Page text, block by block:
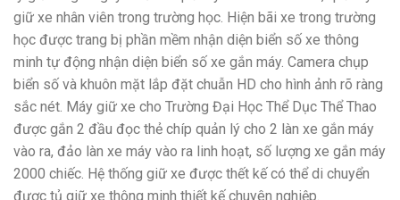
giữ xe nhân viên trong trường học. Hiện bãi xe trong trường
học được trang bị phần mềm nhận diện biển số xe thông
minh tự động nhận diện biển số xe gắn máy. Camera chụp
biển số và khuôn mặt lắp đặt chuẫn HD cho hình ảnh rõ ràng
sắc nét. Máy giữ xe cho Trường Đại Học Thể Dục Thể Thao
được gắn 2 đầu đọc thẻ chíp quản lý cho 2 làn xe gắn máy
vào ra, đảo làn xe máy vào ra linh hoạt, số lượng xe gắn máy
2000 chiếc. Hệ thống giữ xe được thết kế có thể di chuyển
được tủ giữ xe thông minh thiết kế chuyên nghiệp.